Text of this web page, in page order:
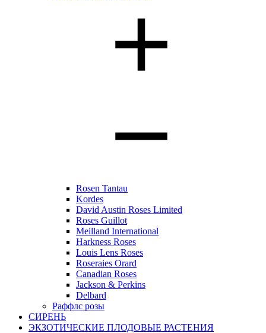
Rosen Tantau
Kordes
David Austin Roses Limited
Roses Guillot
Meilland International
Harkness Roses
Louis Lens Roses
Roseraies Orard
Canadian Roses
Jackson & Perkins
Delbard
Раффлс розы
СИРЕНЬ
ЭКЗОТИЧЕСКИЕ ПЛОДОВЫЕ РАСТЕНИЯ